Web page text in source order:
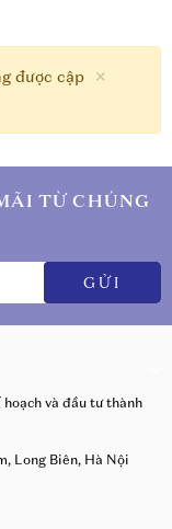
×
được cập
TỪ CHÚNG
GỬI
hoạch và đầu tư thành
Long Biên, Hà Nội